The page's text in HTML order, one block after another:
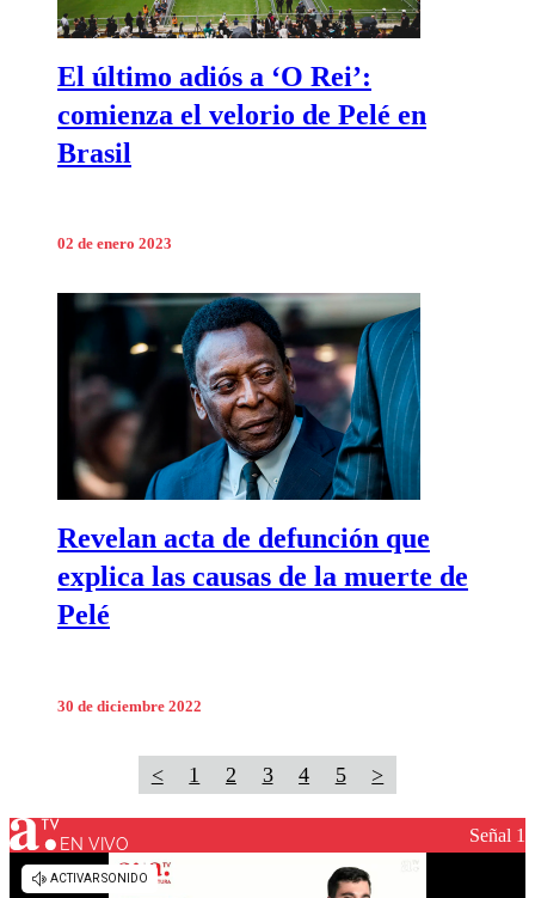
El último adiós a ‘O Rei’:
comienza el velorio de Pelé en
Brasil
02 de enero 2023
Revelan acta de defunción que
explica las causas de la muerte de
Pelé
30 de diciembre 2022
< 1 2 3 4 5 >
EN VIVO Señal 1